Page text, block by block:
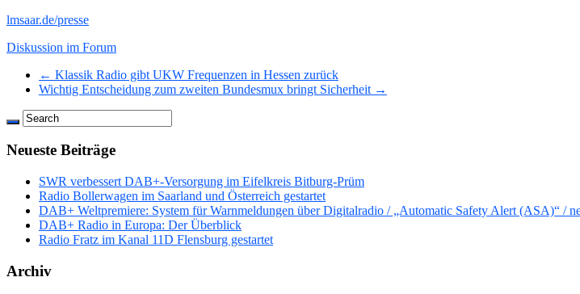
lmsaar.de/presse
Diskussion im Forum
← Klassik Radio gibt UKW Frequenzen in Hessen zurück
Wichtig Entscheidung zum zweiten Bundesmux bringt Sicherheit →
Neueste Beiträge
SWR verbessert DAB+-Versorgung im Eifelkreis Bitburg-Prüm
Radio Bollerwagen im Saarland und Österreich gestartet
DAB+ Weltpremiere: System für Warnmeldungen über Digitalradio / „Automatic Safety Alert (ASA)“ /
DAB+ Radio in Europa: Der Überblick
Radio Fratz im Kanal 11D Flensburg gestartet
Archiv